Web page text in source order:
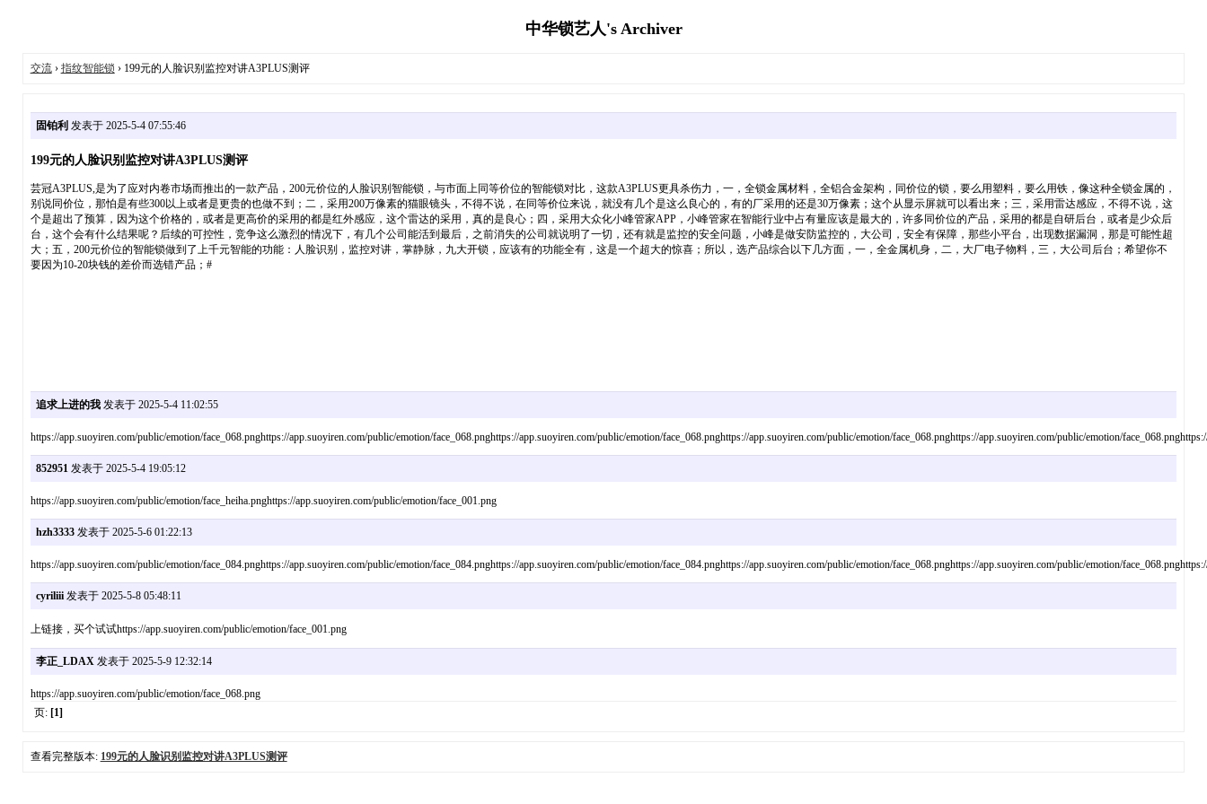
中华锁艺人's Archiver
交流› 指纹智能锁 › 199元的人脸识别监控对讲A3PLUS测评
固铂利 发表于 2025-5-4 07:55:46
199元的人脸识别监控对讲A3PLUS测评
芸冠A3PLUS,是为了应对内卷市场而推出的一款产品，200元价位的人脸识别智能锁，与市面上同等价位的智能锁对比，这款A3PLUS更具杀伤力，一，全锁金属材料，全铝合金架构，同价位的锁，要么用塑料，要么用铁，像这种全锁金属的，
别说同价位，那怕是有些300以上或者是更贵的也做不到；二，采用200万像素的猫眼镜头，不得不说，在同等价位来说，就没有几个是这么良心的，有的厂采用的还是30万像素；这个从显示屏就可以看出来；三，采用雷达感应，不得不说，这
个是超出了预算，因为这个价格的，或者是更高价的采用的都是红外感应，这个雷达的采用，真的是良心；四，采用大众化小峰管家APP，小峰管家在智能行业中占有量应该是最大的，许多同价位的产品，采用的都是自研后台，或者是少众后
台，这个会有什么结果呢？后续的可控性，竞争这么激烈的情况下，有几个公司能活到最后，之前消失的公司就说明了一切，还有就是监控的安全问题，小峰是做安防监控的，大公司，安全有保障，那些小平台，出现数据漏洞，那是可能性超
大；五，200元价位的智能锁做到了上千元智能的功能：人脸识别，监控对讲，掌静脉，九大开锁，应该有的功能全有，这是一个超大的惊喜；所以，选产品综合以下几方面，一，全金属机身，二，大厂电子物料，三，大公司后台；希望你不
要因为10-20块钱的差价而选错产品；#
追求上进的我发表于 2025-5-4 11:02:55
https://app.suoyiren.com/public/emotion/face_068.pnghttps://app.suoyiren.com/public/emotion/face_068.pnghttps://app.suoyiren.com/public/emotion/face_068.pnghttps://app.suoyiren.com/public/emotion/face_068.pnghttps://app.suoyiren.com/public/emotion/
852951发表于 2025-5-4 19:05:12
https://app.suoyiren.com/public/emotion/face_heiha.pnghttps://app.suoyiren.com/public/emotion/face_001.png
hzh3333发表于 2025-5-6 01:22:13
https://app.suoyiren.com/public/emotion/face_084.pnghttps://app.suoyiren.com/public/emotion/face_084.pnghttps://app.suoyiren.com/public/emotion/face_084.pnghttps://app.suoyiren.com/public/emotion/face_068.pnghttps://app.suoyiren.com/public/emotion/
cyriliii发表于 2025-5-8 05:48:11
上链接，买个试试https://app.suoyiren.com/public/emotion/face_001.png
李正_LDAX发表于 2025-5-9 12:32:14
https://app.suoyiren.com/public/emotion/face_068.png
页: [1]
查看完整版本: 199元的人脸识别监控对讲A3PLUS测评